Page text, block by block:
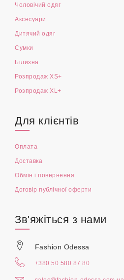
Чоловічий одяг
Аксесуари
Дитячий одяг
Сумки
Білизна
Розпродаж XS+
Розпродаж XL+
Для клієнтів
Оплата
Доставка
Обмін і повернення
Договір публічної оферти
Зв'яжіться з нами
Fashion Odessa
+380 50 580 87 80